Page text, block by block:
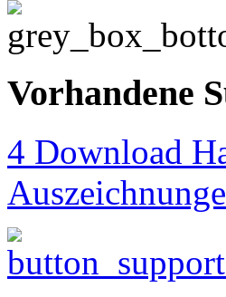
Vorhandene
4 Download